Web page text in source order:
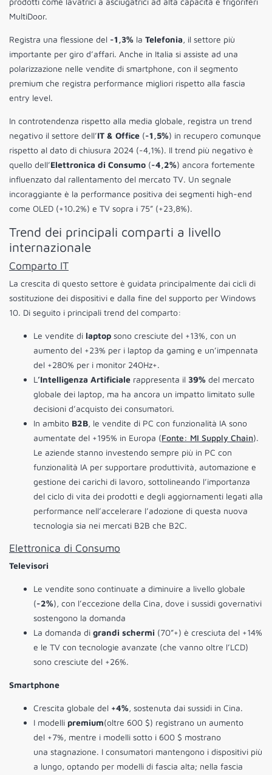
MultiDoor.
Registra una flessione del -1,3% la Telefonia, il settore più
importante per giro d’affari. Anche in Italia si assiste ad una
polarizzazione nelle vendite di smartphone, con il segmento
premium che registra performance migliori rispetto alla fascia
entry level.
In controtendenza rispetto alla media globale, registra un trend
negativo il settore dell’IT & Office (-1,5%) in recupero comunque
rispetto al dato di chiusura 2024 (-4,1%). Il trend più negativo è
quello dell’Elettronica di Consumo (-4,2%) ancora fortemente
influenzato dal rallentamento del mercato TV. Un segnale
incoraggiante è la performance positiva dei segmenti high-end
come OLED (+10.2%) e TV sopra i 75” (+23,8%).
Trend dei principali comparti a livello
internazionale
Comparto IT
La crescita di questo settore è guidata principalmente dai cicli di
sostituzione dei dispositivi e dalla fine del supporto per Windows
10. Di seguito i principali trend del comparto:
Le vendite di laptop sono cresciute del +13%, con un
aumento del +23% per i laptop da gaming e un’impennata
del +280% per i monitor 240Hz+.
L ’Intelligenza Artificiale rappresenta il 39% del mercato
globale dei laptop, ma ha ancora un impatto limitato sulle
decisioni d’acquisto dei consumatori.
In ambito B2B, le vendite di PC con funzionalità IA sono
aumentate del +195% in Europa (Fonte: MI Supply Chain).
Le aziende stanno investendo sempre più in PC con
funzionalità IA per supportare produttività, automazione e
gestione dei carichi di lavoro, sottolineando l’importanza
del ciclo di vita dei prodotti e degli aggiornamenti legati alla
performance nell’accelerare l’adozione di questa nuova
tecnologia sia nei mercati B2B che B2C.
Elettronica di Consumo
Televisori
Le vendite sono continuate a diminuire a livello globale
(-2%), con l’eccezione della Cina, dove i sussidi governativi
sostengono la domanda
La domanda di grandi schermi (70”+) è cresciuta del +14%
e le TV con tecnologie avanzate (che vanno oltre l’LCD)
sono cresciute del +26%.
Smartphone
Crescita globale del +4%, sostenuta dai sussidi in Cina.
I modelli premium(oltre 600 $) registrano un aumento
del +7%, mentre i modelli sotto i 600 $ mostrano
una stagnazione. I consumatori mantengono i dispositivi più
a lungo, optando per modelli di fascia alta; nella fascia